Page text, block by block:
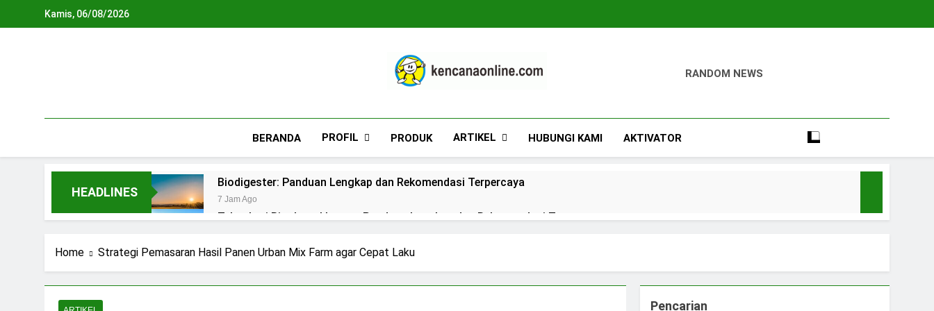
Kamis, 06/08/2026
Kencana Online Digital
RANDOM NEWS
BERANDA PROFIL PRODUK ARTIKEL HUBUNGI KAMI AKTIVATOR
HEADLINES
Biodigester: Panduan Lengkap dan Rekomendasi Terpercaya
7 Jam Ago
Teknologi Biophos_kkogas: Panduan Lengkap dan Rekomendasi Terpercaya
REPLIKASI SIRKULAR EKONOMI DARI TPST PUSAT AGRIBISNIS
Waste To Energy: Panduan Lengkap dan Rekomendasi Terpercaya
Home Strategi Pemasaran Hasil Panen Urban Mix Farm agar Cepat Laku
Pencarian